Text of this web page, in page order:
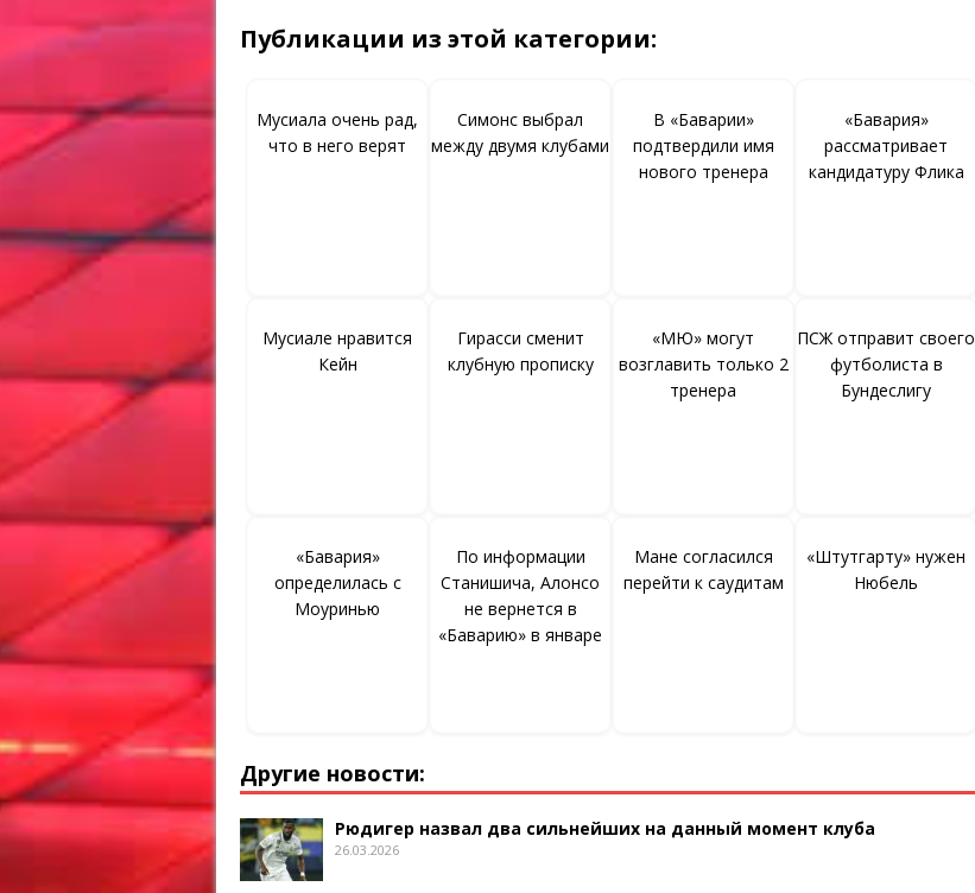
Публикации из этой категории:
Мусиала очень рад,
что в него верят
Симонс выбрал
между двумя клубами
В «Баварии»
подтвердили имя
нового тренера
«Бавария»
рассматривает
кандидатуру Флика
Мусиале нравится
Кейн
Гирасси сменит
клубную прописку
«МЮ» могут
возглавить только 2
тренера
ПСЖ отправит своего
футболиста в
Бундеслигу
«Бавария»
определилась с
Моуринью
По информации
Станишича, Алонсо
не вернется в
«Баварию» в январе
Мане согласился
перейти к саудитам
«Штутгарту» нужен
Нюбель
Другие новости:
Рюдигер назвал два сильнейших на данный момент клуба
26.03.2026